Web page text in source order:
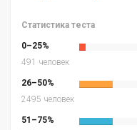
Статистика теста
0–25%
491 человек
26–50%
2495 человек
51–75%